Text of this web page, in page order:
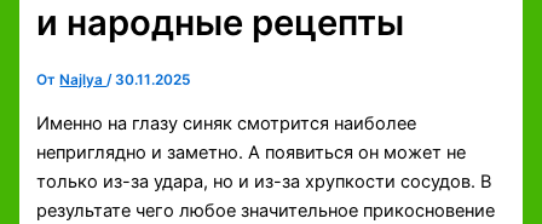
и народные рецепты
От Najlya/30.11.2025
Именно на глазу синяк смотрится наиболее
неприглядно и заметно. А появиться он может не
только из-за удара, но и из-за хрупкости сосудов. В
результате чего любое значительное прикосновение